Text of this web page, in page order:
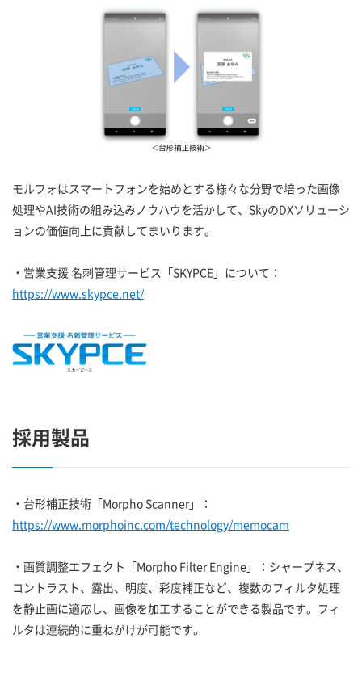
モルフォはスマートフォンを始めとする様々な分野で培った画像
処理やAI技術の組み込みノウハウを活かして、SkyのDXソリューシ
ョンの価値向上に貢献してまいります。
・営業支援 名刺管理サービス「SKYPCE」について：
https://www.skypce.net/
採用製品
・台形補正技術「Morpho Scanner」：
https://www.morphoinc.com/technology/memocam
・画質調整エフェクト「Morpho Filter Engine」：シャープネス、
コントラスト、露出、明度、彩度補正など、複数のフィルタ処理
を静止画に適応し、画像を加工することができる製品です。フィ
ルタは連続的に重ねがけが可能です。